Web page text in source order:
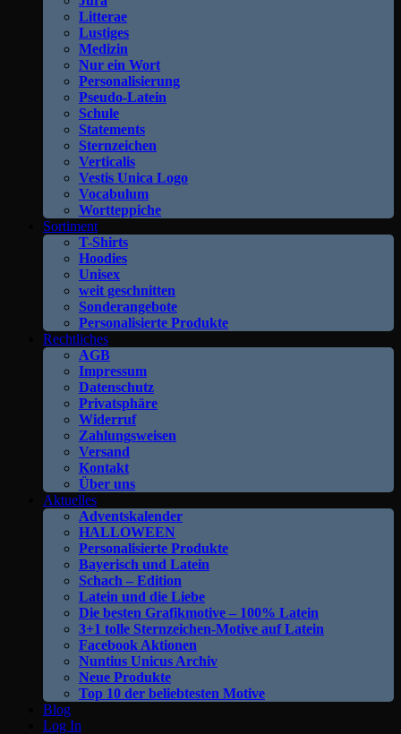
Litterae
Lustiges
Medizin
Nur ein Wort
Personalisierung
Pseudo-Latein
Schule
Statements
Sternzeichen
Verticalis
Vestis Unica Logo
Vocabulum
Wortteppiche
Sortiment
T-Shirts
Hoodies
Unisex
weit geschnitten
Sonderangebote
Personalisierte Produkte
Rechtliches
AGB
Impressum
Datenschutz
Privatsphäre
Widerruf
Zahlungsweisen
Versand
Kontakt
Über uns
Aktuelles
Adventskalender
HALLOWEEN
Personalisierte Produkte
Bayerisch und Latein
Schach – Edition
Latein und die Liebe
Die besten Grafikmotive – 100% Latein
3+1 tolle Sternzeichen-Motive auf Latein
Facebook Aktionen
Nuntius Unicus Archiv
Neue Produkte
Top 10 der beliebtesten Motive
Blog
Log In